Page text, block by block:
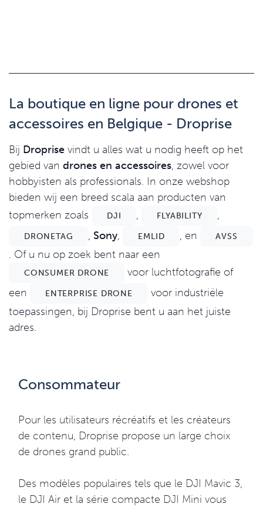
La boutique en ligne pour drones et
accessoires en Belgique - Droprise
Bij Droprise vindt u alles wat u nodig heeft op het
gebied van drones en accessoires, zowel voor
hobbyisten als professionals. In onze webshop
bieden wij een breed scala aan producten van
topmerken zoals
DJI , FLYABILITY ,
DRONETAG , Sony, EMLID , en AVSS
. Of u nu op zoek bent naar een
CONSUMER DRONE
voor luchtfotografie of
een
ENTERPRISE DRONE
voor industriële
toepassingen, bij Droprise bent u aan het juiste
adres.
Consommateur
Pour les utilisateurs récréatifs et les créateurs
de contenu, Droprise propose un large choix
de drones grand public.
Des modèles populaires tels que le DJI Mavic 3,
le DJI Air et la série compacte DJI Mini vous